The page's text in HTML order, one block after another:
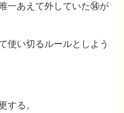
一あえて外していた⑭が
使い切るルールとしよう
する。